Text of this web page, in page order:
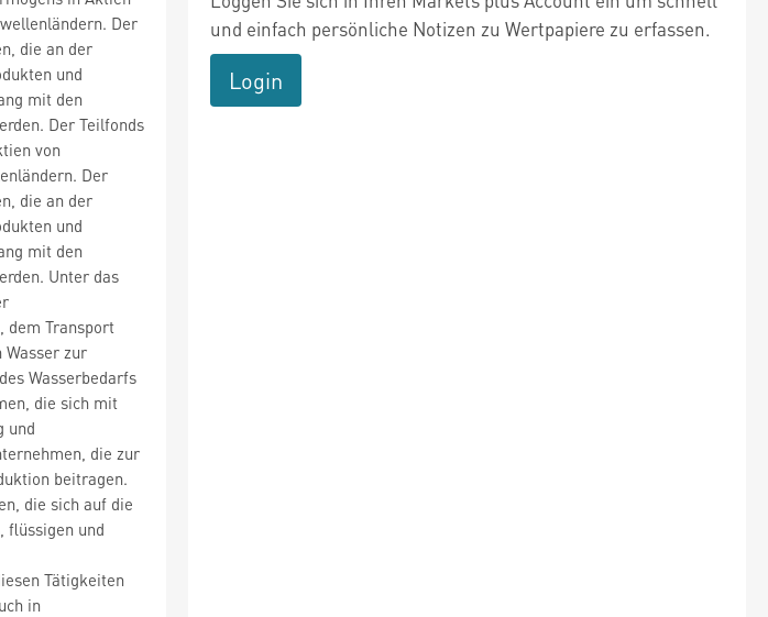
Der
die an der
und
mit den
Der Teilfonds
von
Der
die an der
und
mit den
Unter das
dem Transport
Wasser zur
Wasserbedarfs
die sich mit
und
die zur
beitragen.
die sich auf die
flüssigen und
Tätigkeiten
in
und einfach persönliche Notizen zu Wertpapiere zu erfassen.
Login